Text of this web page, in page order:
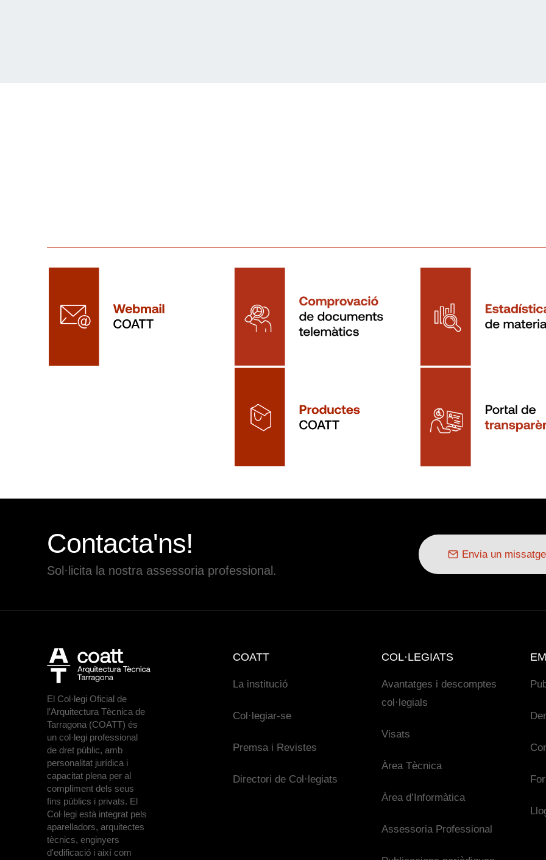
Contacta'ns!
Sol·licita la nostra assessoria professional.
Envia un missatge
El Col·legi Oficial de
l’Arquitectura Tècnica de
Tarragona (COATT) és
un col·legi professional
de dret públic, amb
personalitat jurídica i
capacitat plena per al
compliment dels seus
fins públics i privats. El
Col·legi està integrat pels
aparelladors, arquitectes
tècnics, enginyers
d'edificació i així com
COATT
La institució
Col·legiar-se
Premsa i Revistes
Directori de Col·legiats
COL·LEGIATS
Avantatges i descomptes
col·legials
Visats
Àrea Tècnica
Àrea d’Informàtica
Assessoria Professional